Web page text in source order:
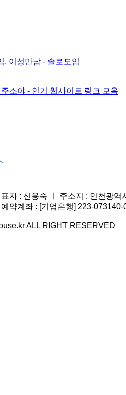
, 이성만남 - 솔­로­모­임
소야 - 인기 웹사이트 링크 모음
자 : 신용숙 ㅣ 주소지 : 인천광
약계좌 : [기업은행] 223-
ALL RIGHT RESERVED